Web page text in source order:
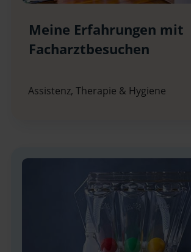
Meine Erfahrungen mit
Facharztbesuchen
Assistenz, Therapie & Hygiene